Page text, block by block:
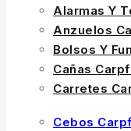
Alarmas Y
Anzuelos
Bolsos Y
Cañas
Carretes
Cebos